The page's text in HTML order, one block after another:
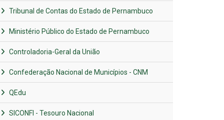
Tribunal de Contas do Estado de Pernambuco
Ministério Público do Estado de Pernambuco
Controladoria-Geral da União
Confederação Nacional de Municípios - CNM
QEdu
SICONFI - Tesouro Nacional